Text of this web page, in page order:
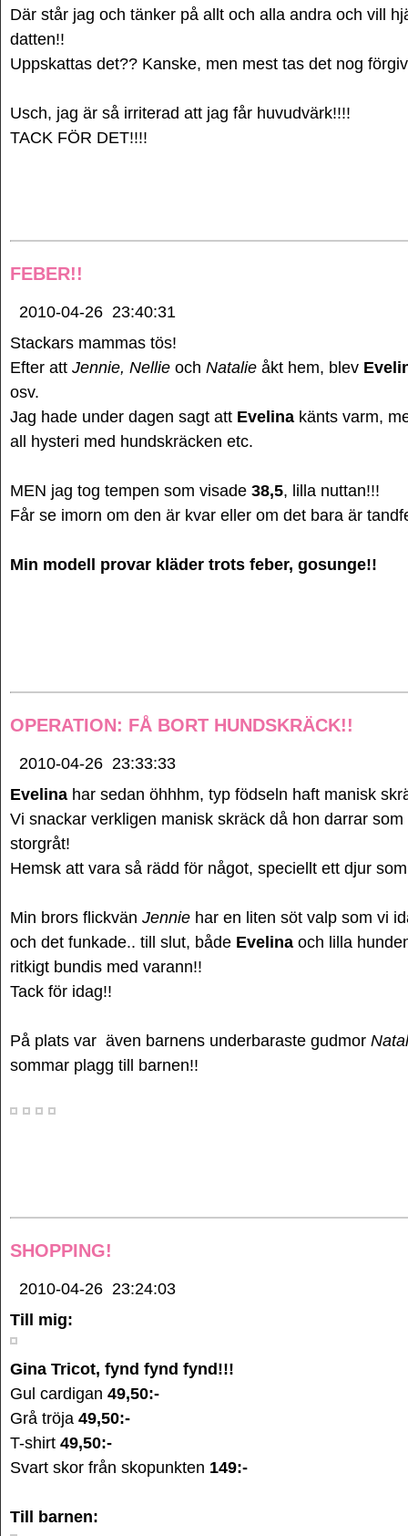
Där står jag och tänker på allt och alla andra och vill
datten!!
Uppskattas det?? Kanske, men mest tas det nog
Usch, jag är så irriterad att jag får huvudvärk!!!!
TACK FÖR DET!!!!
FEBER!!
2010-04-26 23:40:31
Stackars mammas tös!
Efter att Jennie, Nellie och Natalie åkt hem, blev
osv.
Jag hade under dagen sagt att Evelina känts varm,
all hysteri med hundskräcken etc.
MEN jag tog tempen som visade 38,5, lilla nuttan!!!
Får se imorn om den är kvar eller om det bara är
Min modell provar kläder trots feber, gosunge!!
OPERATION: FÅ BORT HUNDSKRÄCK!!
2010-04-26 23:33:33
Evelina har sedan öhhhm, typ födseln haft manisk
Vi snackar verkligen manisk skräck då hon darrar
storgråt!
Hemsk att vara så rädd för något, speciellt ett djur
Min brors flickvän Jennie har en liten söt valp som vi
och det funkade.. till slut, både Evelina och lilla
ritkigt bundis med varann!!
Tack för idag!!
På plats var även barnens underbaraste gudmor
sommar plagg till barnen!!
SHOPPING!
2010-04-26 23:24:03
Till mig:
Gina Tricot, fynd fynd fynd!!!
Gul cardigan 49,50:-
Grå tröja 49,50:-
T-shirt 49,50:-
Svart skor från skopunkten 149:-
Till barnen: